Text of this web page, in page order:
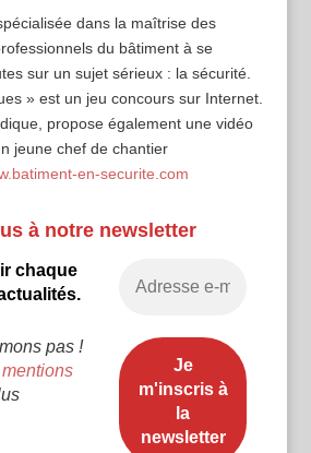
dans la maîtrise des
du bâtiment à se
sur un sujet sérieux : la sécurité.
» est un jeu concours sur Internet.
propose également une vidéo
jeune chef de chantier
en-securite.com
à notre newsletter
chaque
pas !
mentions